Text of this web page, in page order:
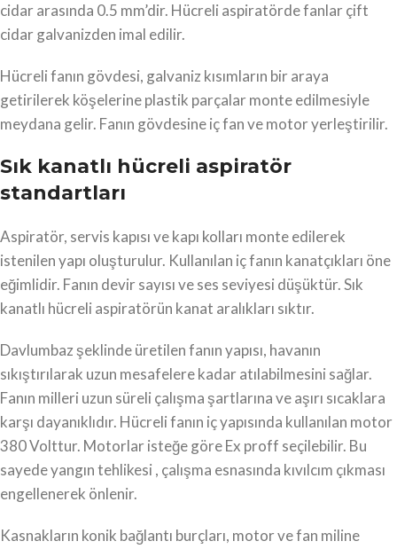
cidar arasında 0.5 mm’dir. Hücreli aspiratörde fanlar çift
cidar galvanizden imal edilir.
Hücreli fanın gövdesi, galvaniz kısımların bir araya
getirilerek köşelerine plastik parçalar monte edilmesiyle
meydana gelir. Fanın gövdesine iç fan ve motor yerleştirilir.
Sık kanatlı hücreli aspiratör
standartları
Aspiratör, servis kapısı ve kapı kolları monte edilerek
istenilen yapı oluşturulur. Kullanılan iç fanın kanatçıkları öne
eğimlidir. Fanın devir sayısı ve ses seviyesi düşüktür. Sık
kanatlı hücreli aspiratörün kanat aralıkları sıktır.
Davlumbaz şeklinde üretilen fanın yapısı, havanın
sıkıştırılarak uzun mesafelere kadar atılabilmesini sağlar.
Fanın milleri uzun süreli çalışma şartlarına ve aşırı sıcaklara
karşı dayanıklıdır. Hücreli fanın iç yapısında kullanılan motor
380 Volttur. Motorlar isteğe göre Ex proff seçilebilir. Bu
sayede yangın tehlikesi , çalışma esnasında kıvılcım çıkması
engellenerek önlenir.
Kasnakların konik bağlantı burçları, motor ve fan miline